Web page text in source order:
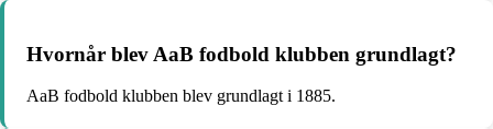
Hvornår blev AaB fodbold klubben grundlagt?
AaB fodbold klubben blev grundlagt i 1885.